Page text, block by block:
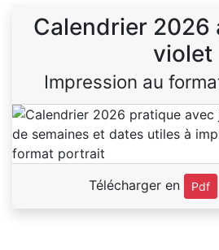
Calendrier 2026
violet
Impression au
Télécharger en Pdf